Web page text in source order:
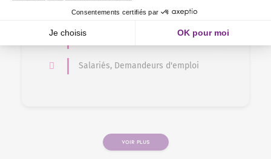
Sans niveaux spécifiques
Salariés, Demandeurs d'emploi
VOIR PLUS